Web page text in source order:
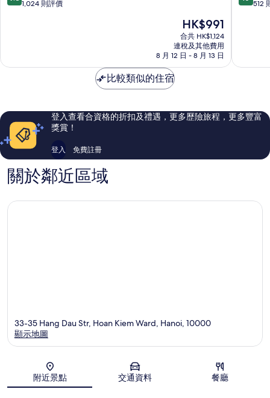
精
區
分
完
評
價
篇
評
1,024 則評價
現
售
HK$991
HK$991
合共 HK$1,124
連稅及其他費用
8 月 12 日 - 8 月 13 日
店
分
完
評
價
512
比較類似的住宿
登入查看合資格的折扣及禮遇，更多歷險旅程，更多豐富
獎賞！
登入 免費註冊
關於鄰近區域
地圖
33-35 Hang Dau Str, Hoan Kiem Ward, Hanoi, 10000
顯示地圖
附近景點 交通資料 餐廳